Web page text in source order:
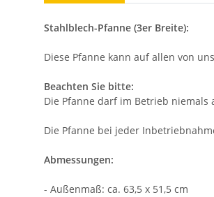
Stahlblech-Pfanne (3er Breite):
Diese Pfanne kann auf allen von
Beachten Sie bitte:
Die Pfanne darf im Betrieb
Die Pfanne bei jeder
Abmessungen:
- Außenmaß: ca. 63,5 x 51,5 cm